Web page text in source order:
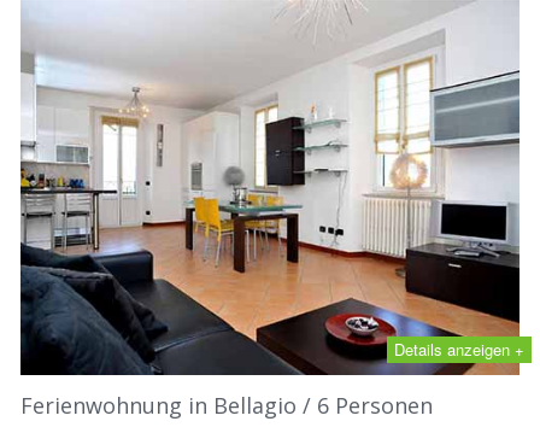
Details anzeigen +
Ferienwohnung in Bellagio / 6 Personen